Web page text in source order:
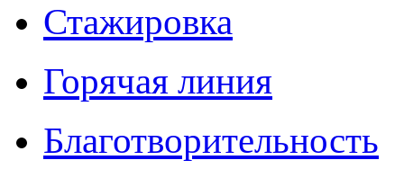
Стажировка
Горячая линия
Благотворительность